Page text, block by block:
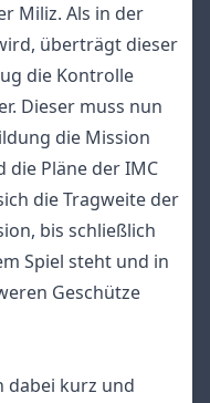
Miliz. Als in der
überträgt dieser
die Kontrolle
Dieser muss nun
die Mission
Pläne der IMC
die Tragweite der
bis schließlich
Spiel steht und in
Geschütze
dabei kurz und